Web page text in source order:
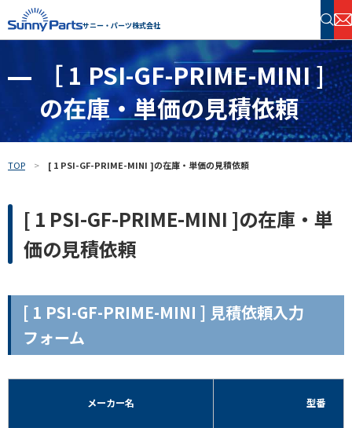
サニー・パーツ株式会社
半導体・電子部品 在庫検索
フリーワードで探す
［ 1 PSI-GF-PRIME-MINI ]
の在庫・単価の見積依頼
TOP [ 1 PSI-GF-PRIME-MINI ]の在庫・単価の見積依頼
[ 1 PSI-GF-PRIME-MINI ]の在庫・単
価の見積依頼
[ 1 PSI-GF-PRIME-MINI ] 見積依頼入力
フォーム
メーカー名 型番